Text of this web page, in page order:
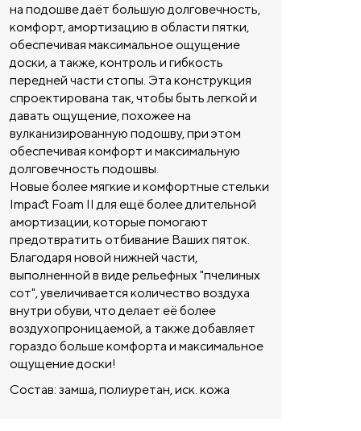
на подошве даёт большую долговечность,
комфорт, амортизацию в области пятки,
обеспечивая максимальное ощущение
доски, а также, контроль и гибкость
передней части стопы. Эта конструкция
спроектирована так, чтобы быть легкой и
давать ощущение, похожее на
вулканизированную подошву, при этом
обеспечивая комфорт и максимальную
долговечность подошвы.
Новые более мягкие и комфортные стельки
Impact Foam II для ещё более длительной
амортизации, которые помогают
предотвратить отбивание Ваших пяток.
Благодаря новой нижней части,
выполненной в виде рельефных "пчелиных
сот", увеличивается количество воздуха
внутри обуви, что делает её более
воздухопроницаемой, а также добавляет
гораздо больше комфорта и максимальное
ощущение доски!
Состав: замша, полиуретан, иск. кожа